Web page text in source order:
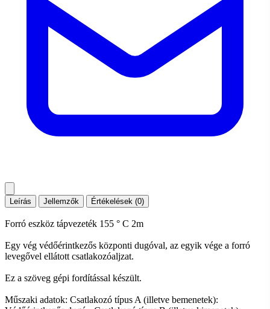
Leírás Jellemzők Értékelések (0)
Forró eszköz tápvezeték 155 ° C 2m
Egy vég védőérintkezős központi dugóval, az egyik vége a forró
levegővel ellátott csatlakozóaljzat.
Ez a szöveg gépi fordítással készült.
Műszaki adatok: Csatlakozó típus A (illetve bemenetek):